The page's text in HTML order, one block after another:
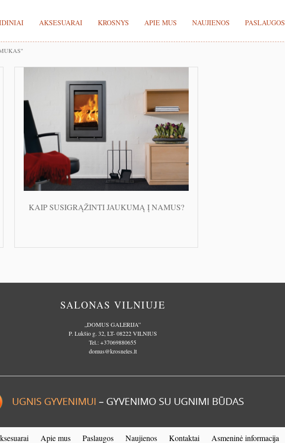
AKSESUARAI KROSNYS APIE MUS NAUJIENOS PASLAUGOS
KAIP SUSIGRĄŽINTI JAUKUMĄ Į NAMUS?
SALONAS VILNIUJE
„DOMUS GALERIJA”
P. Lukšio g. 32, LT- 08222 VILNIUS
Tel.:+37069880655
domus@krosneles.lt
Apie mus Paslaugos Naujienos Kontaktai Asmeninė informacija